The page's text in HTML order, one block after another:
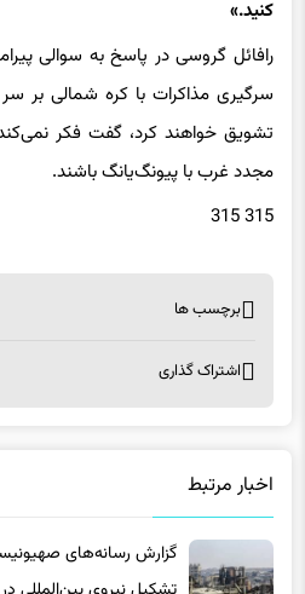
رافائل گروسی در پاسخ به سوالی
سرگیری مذاکرات با کره شمالی بر
تشویق خواهند کرد، گفت فکر
مجدد غرب با پیونگ‌یانگ باشند.
315 315
گزارش رسانه‌های
تشکیل نیروی بین‌المللی
8 ماه پیش